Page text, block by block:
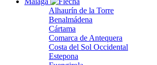
Alhaurín de la Torre
Benalmádena
Cártama
Comarca de Antequera
Costa del Sol Occidental
Estepona